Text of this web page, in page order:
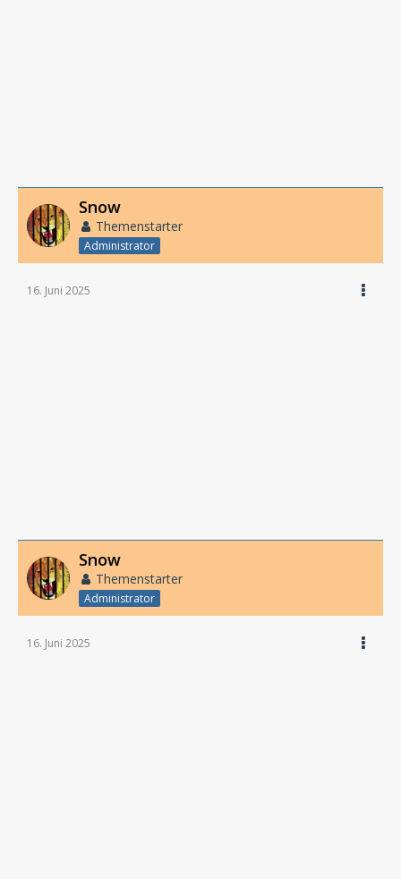
Snow
Themenstarter
Administrator
16. Juni 2025
Snow
Themenstarter
Administrator
16. Juni 2025